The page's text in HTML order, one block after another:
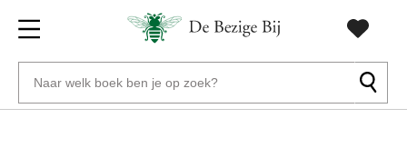
Gratis
verzending
vanaf
20
euro
Zoeken
naar